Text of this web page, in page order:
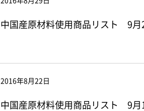
中国産原材料使用商品リスト 9月
2016年8月22日
中国産原材料使用商品リスト 9月